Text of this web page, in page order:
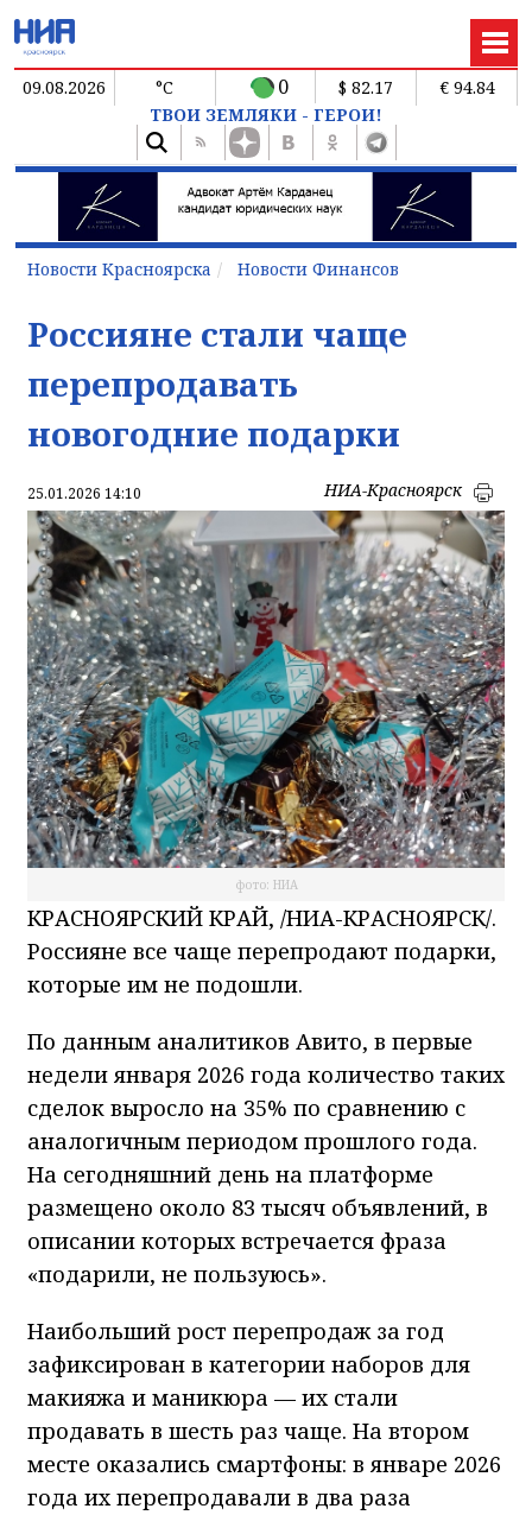
09.08.2026 °C 0 $ 82.17
€ 94.84
ТВОИ ЗЕМЛЯКИ - ГЕРОИ!
Новости Красноярска Новости Финансов
Россияне стали чаще
перепродавать
новогодние подарки
25.01.2026 14:10 НИА-Красноярск
фото: НИА
КРАСНОЯРСКИЙ КРАЙ, /НИА-КРАСНОЯРСК/.
Россияне все чаще перепродают подарки,
которые им не подошли.
По данным аналитиков Авито, в первые
недели января 2026 года количество таких
сделок выросло на 35% по сравнению с
аналогичным периодом прошлого года.
На сегодняшний день на платформе
размещено около 83 тысяч объявлений, в
описании которых встречается фраза
«подарили, не пользуюсь».
Наибольший рост перепродаж за год
зафиксирован в категории наборов для
макияжа и маникюра — их стали
продавать в шесть раз чаще. На втором
месте оказались смартфоны: в январе 2026
года их перепродавали в два раза